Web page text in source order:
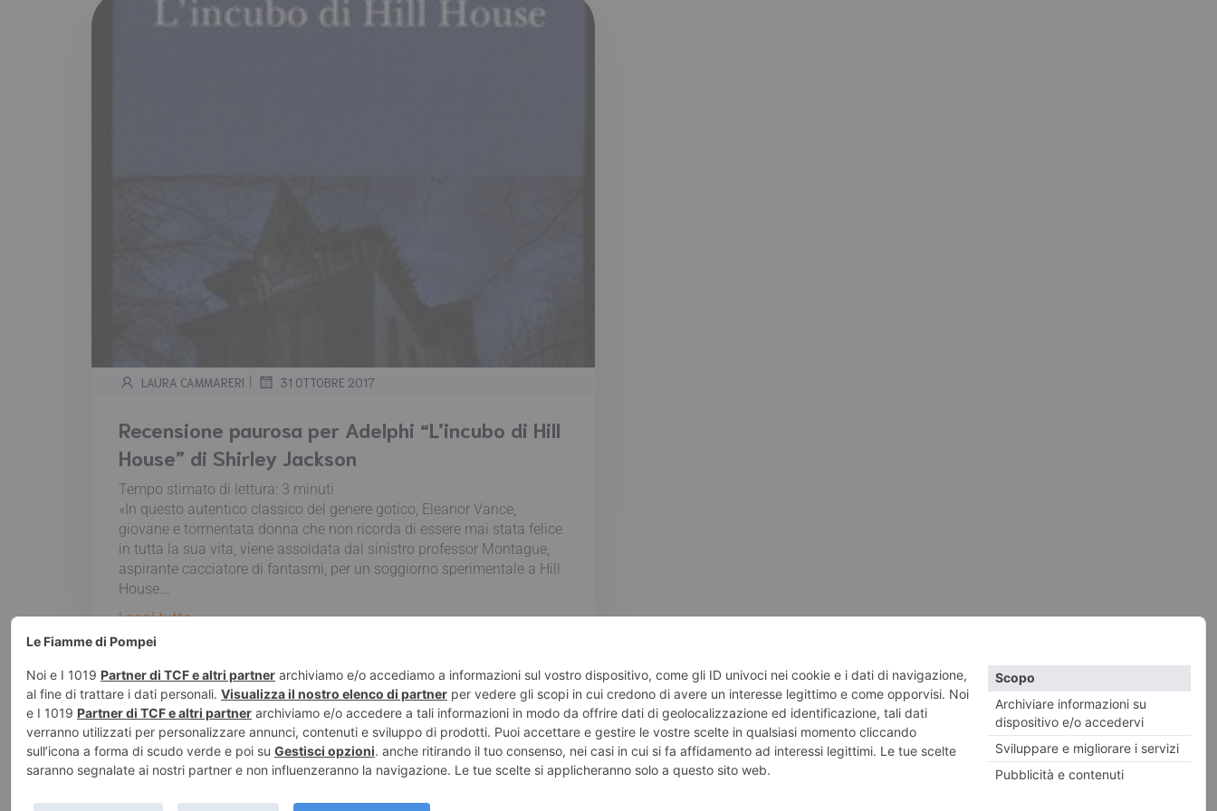
LAURA CAMMARERI | 31 OTTOBRE 2017
Recensione paurosa per Adelphi “L’incubo di Hill
House” di Shirley Jackson
Tempo stimato di lettura: 3 minuti
«In questo autentico classico del genere gotico, Eleanor Vance,
giovane e tormentata donna che non ricorda di essere mai stata felice
in tutta la sua vita, viene assoldata dal sinistro professor Montague,
aspirante cacciatore di fantasmi, per un soggiorno sperimentale a Hill
House...
Leggi tutto